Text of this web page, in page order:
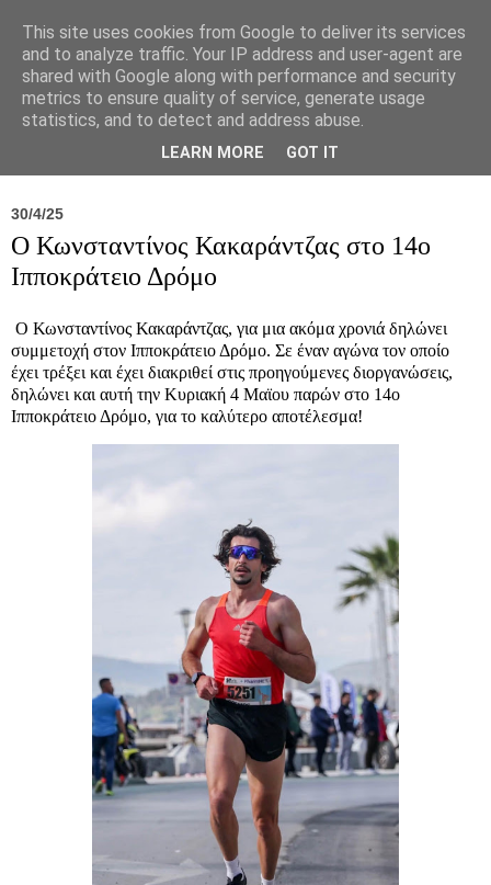
Σύλλογος Ιπποκράτειος
30/4/25
Ο Κωνσταντίνος Κακαράντζας στο 14ο
Ιπποκράτειο Δρόμο
Ο Κωνσταντίνος Κακαράντζας, για μια ακόμα χρονιά δηλώνει
συμμετοχή στον Ιπποκράτειο Δρόμο. Σε έναν αγώνα τον οποίο
έχει τρέξει και έχει διακριθεί στις προηγούμενες διοργανώσεις,
δηλώνει και αυτή την Κυριακή 4 Μαϊου παρών στο 14ο
Ιπποκράτειο Δρόμο, για το καλύτερο αποτέλεσμα!
This site uses cookies from Google to deliver its services
and to analyze traffic. Your IP address and user-agent are
shared with Google along with performance and security
metrics to ensure quality of service, generate usage
statistics, and to detect and address abuse.
LEARN MORE GOT IT